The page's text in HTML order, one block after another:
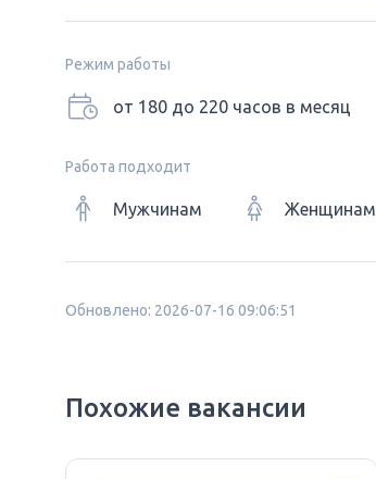
Режим работы
от 180 до 220 часов в месяц
Работа подходит
Мужчинам Женщинам
Обновлено: 2026-07-16 09:06:51
Похожие вакансии